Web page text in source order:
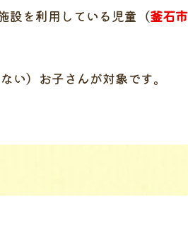
を利用している児童（釜石市
）お子さんが対象です。